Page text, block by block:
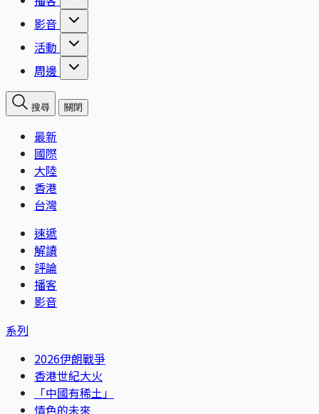
影音
活動
周邊
搜尋 關閉
最新
國際
大陸
香港
台灣
速遞
解讀
評論
播客
影音
系列
2026伊朗戰爭
香港世紀大火
「中國有稀土」
情色的未來